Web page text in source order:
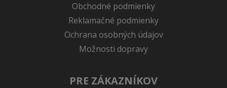
Obchodné podmienky
Reklamačné podmienky
Ochrana osobných údajov
Možnosti dopravy
PRE ZÁKAZNÍKOV